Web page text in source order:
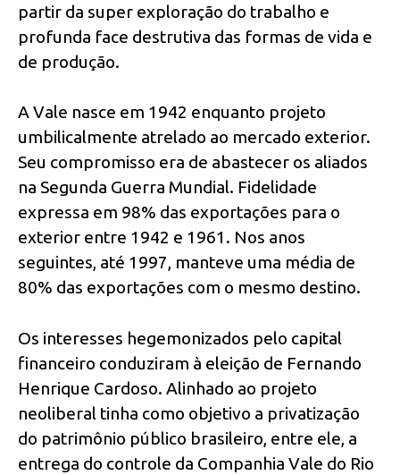
partir da super exploração do trabalho e
profunda face destrutiva das formas de vida e
de produção.
A Vale nasce em 1942 enquanto projeto
umbilicalmente atrelado ao mercado exterior.
Seu compromisso era de abastecer os aliados
na Segunda Guerra Mundial. Fidelidade
expressa em 98% das exportações para o
exterior entre 1942 e 1961. Nos anos
seguintes, até 1997, manteve uma média de
80% das exportações com o mesmo destino.
Os interesses hegemonizados pelo capital
financeiro conduziram à eleição de Fernando
Henrique Cardoso. Alinhado ao projeto
neoliberal tinha como objetivo a privatização
do patrimônio público brasileiro, entre ele, a
entrega do controle da Companhia Vale do Rio